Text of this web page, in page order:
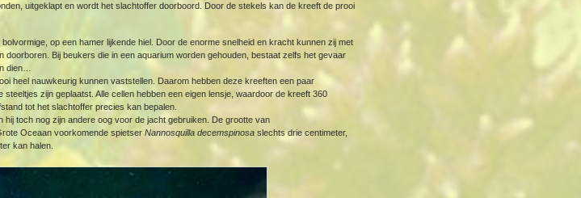
uitgeklapt en wordt het slachtoffer doorboord. Door de stekels kan de kreeft de prooi
op een hamer lijkende hiel. Door de enorme snelheid en kracht kunnen zij met
doorboren. Bij beukers die in een aquarium worden gehouden, bestaat zelfs het gevaar
dien…
heel nauwkeurig kunnen vaststellen. Daarom hebben deze kreeften een paar
zijn geplaatst. Alle cellen hebben een eigen lensje, waardoor de kreeft 360
tot het slachtoffer precies kan bepalen.
toch nog zijn andere oog voor de jacht gebruiken. De grootte van
Oceaan voorkomende spietserNannosquilla decemspinosa slechts drie centimeter,
kan halen.